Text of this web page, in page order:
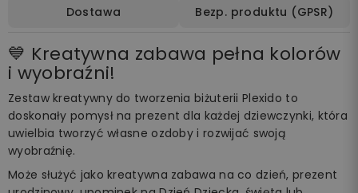
Dostawa Bezp. produktu (GPSR)
💙 Kreatywna zabawa pełna kolorów
i wyobraźni!
Zestaw kreatywny do tworzenia biżuterii Plexido to
doskonały pomysł na prezent dla każdej dziewczynki, która
uwielbia tworzyć własne ozdoby i rozwijać swoją
wyobraźnię.
Może służyć jako kreatywna zabawa na co dzień, prezent